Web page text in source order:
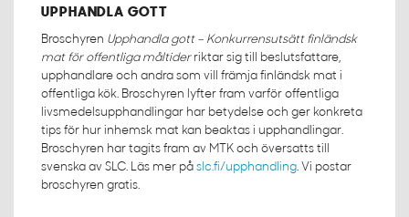
UPPHANDLA GOTT
Broschyren Upphandla gott – Konkurrensutsätt finländsk
mat för offentliga måltider riktar sig till beslutsfattare,
upphandlare och andra som vill främja finländsk mat i
offentliga kök. Broschyren lyfter fram varför offentliga
livsmedelsupphandlingar har betydelse och ger konkreta
tips för hur inhemsk mat kan beaktas i upphandlingar.
Broschyren har tagits fram av MTK och översatts till
svenska av SLC. Läs mer på slc.fi/upphandling. Vi postar
broschyren gratis.